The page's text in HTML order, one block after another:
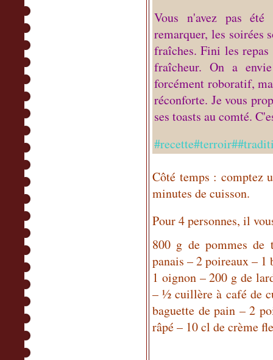
Vous n'avez pas été
remarquer, les soirées
fraîches. Fini les
fraîcheur. On a
forcément roboratif,
réconforte. Je vous
ses toasts au comté.
Côté temps : comptez
minutes de cuisson.
Pour 4 personnes, il
800 g de pommes
panais – 2 poireaux – 1
1 oignon – 200 g de
– ½ cuillère à café de
baguette de pain – 2
râpé – 10 cl de crème